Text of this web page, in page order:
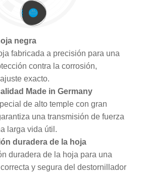
negra
fabricada a precisión para una
contra la corrosión,
exacto.
Made in Germany
de alto temple con gran
una transmisión de fuerza
larga vida útil.
duradera de la hoja
duradera de la hoja para una
y segura del destornillador